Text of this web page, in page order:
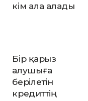
кім ала алады
Бір қарыз
алушыға
берілетін
кредиттің